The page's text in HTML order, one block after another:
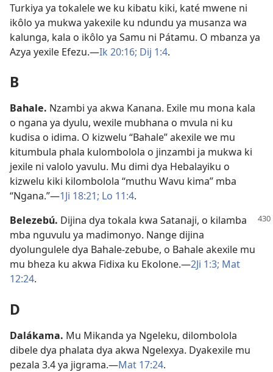
Turkiya ya tokalele we ku kibatu kiki, katé mwene ni
ikôlo ya mukwa yakexile ku ndundu ya musanza wa
kalunga, kala o ikôlo ya Samu ni Pátamu. O mbanza ya
Azya yexile Efezu.—Ik 20:16; Dij 1:4.
B
Bahale. Nzambi ya akwa Kanana. Exile mu mona kala
o ngana ya dyulu, wexile mubhana o mvula ni ku
kudisa o idima. O kizwelu “Bahale” akexile we mu
kitumbula phala kulombolola o jinzambi ja mukwa ki
jexile ni valolo yavulu. Mu dimi dya Hebalayiku o
kizwelu kiki kilombolola “muthu Wavu kima” mba
“Ngana.”—1Ji 18:21; Lo 11:4.
Belezebú. Dijina dya tokala kwa Satanaji, o kilamba
mba nguvulu ya madimonyo. Nange dijina
dyolungulele dya Bahale-zebube, o Bahale akexile mu
mu bheza ku akwa Fidixa ku Ekolone.—2Ji 1:3; Mat
12:24.
D
Dalákama. Mu Mikanda ya Ngeleku, dilombolola
dibele dya phalata dya akwa Ngelexya. Dyakexile mu
pezala 3.4 ya jigrama.—Mat 17:24.